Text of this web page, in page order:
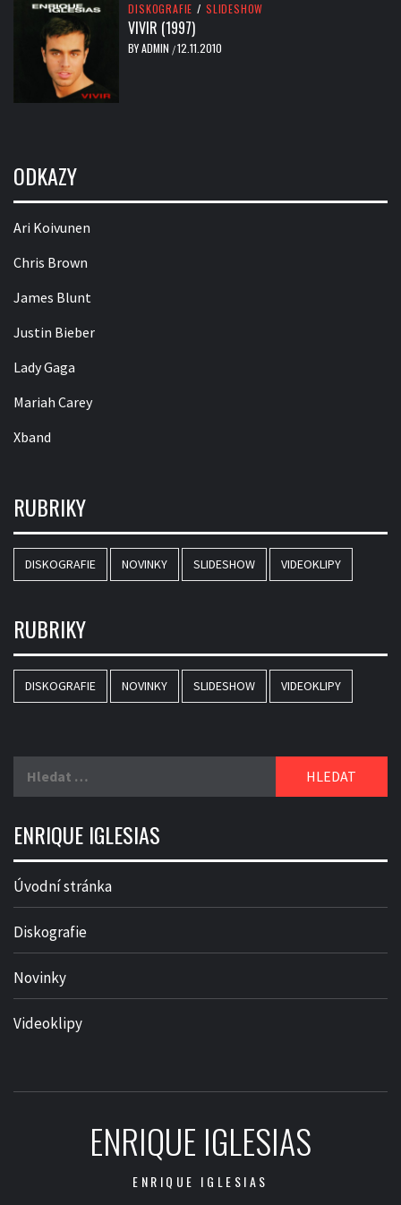
DISKOGRAFIE / SLIDESHOW
VIVIR (1997)
BYADMIN /12.11.2010
ODKAZY
Ari Koivunen
Chris Brown
James Blunt
Justin Bieber
Lady Gaga
Mariah Carey
Xband
RUBRIKY
DISKOGRAFIE NOVINKY SLIDESHOW VIDEOKLIPY
RUBRIKY
DISKOGRAFIE NOVINKY SLIDESHOW VIDEOKLIPY
ENRIQUE IGLESIAS
Úvodní stránka
Diskografie
Novinky
Videoklipy
ENRIQUE IGLESIAS
ENRIQUE IGLESIAS